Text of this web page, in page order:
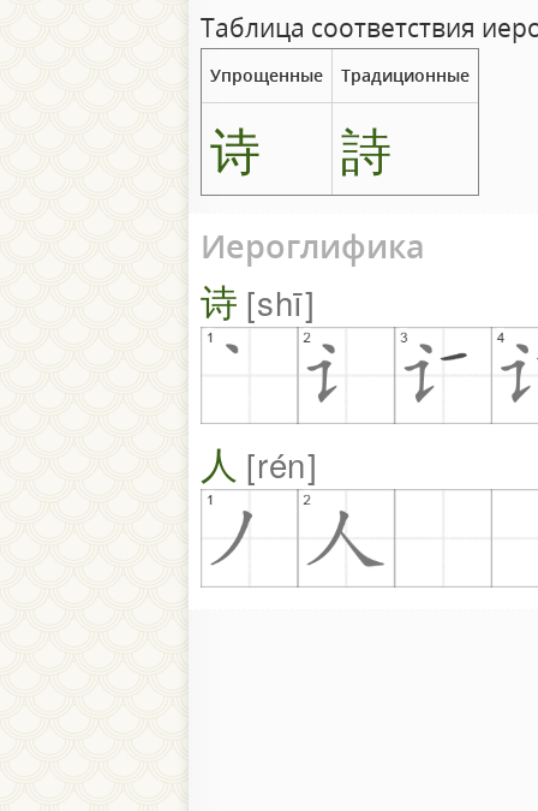
Таблица соответствия
Упрощенные Традиционные
诗 詩
Иероглифика
诗 shī
人 rén